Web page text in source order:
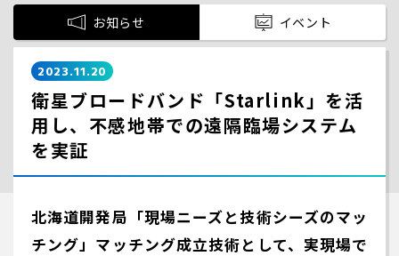
お知らせ イベント
2023.11.20
衛星ブロードバンド「Starlink」を活
⽤し、不感地帯での遠隔臨場システム
を実証
北海道開発局「現場ニーズと技術シーズのマッ
チング」マッチング成⽴技術として、実現場で